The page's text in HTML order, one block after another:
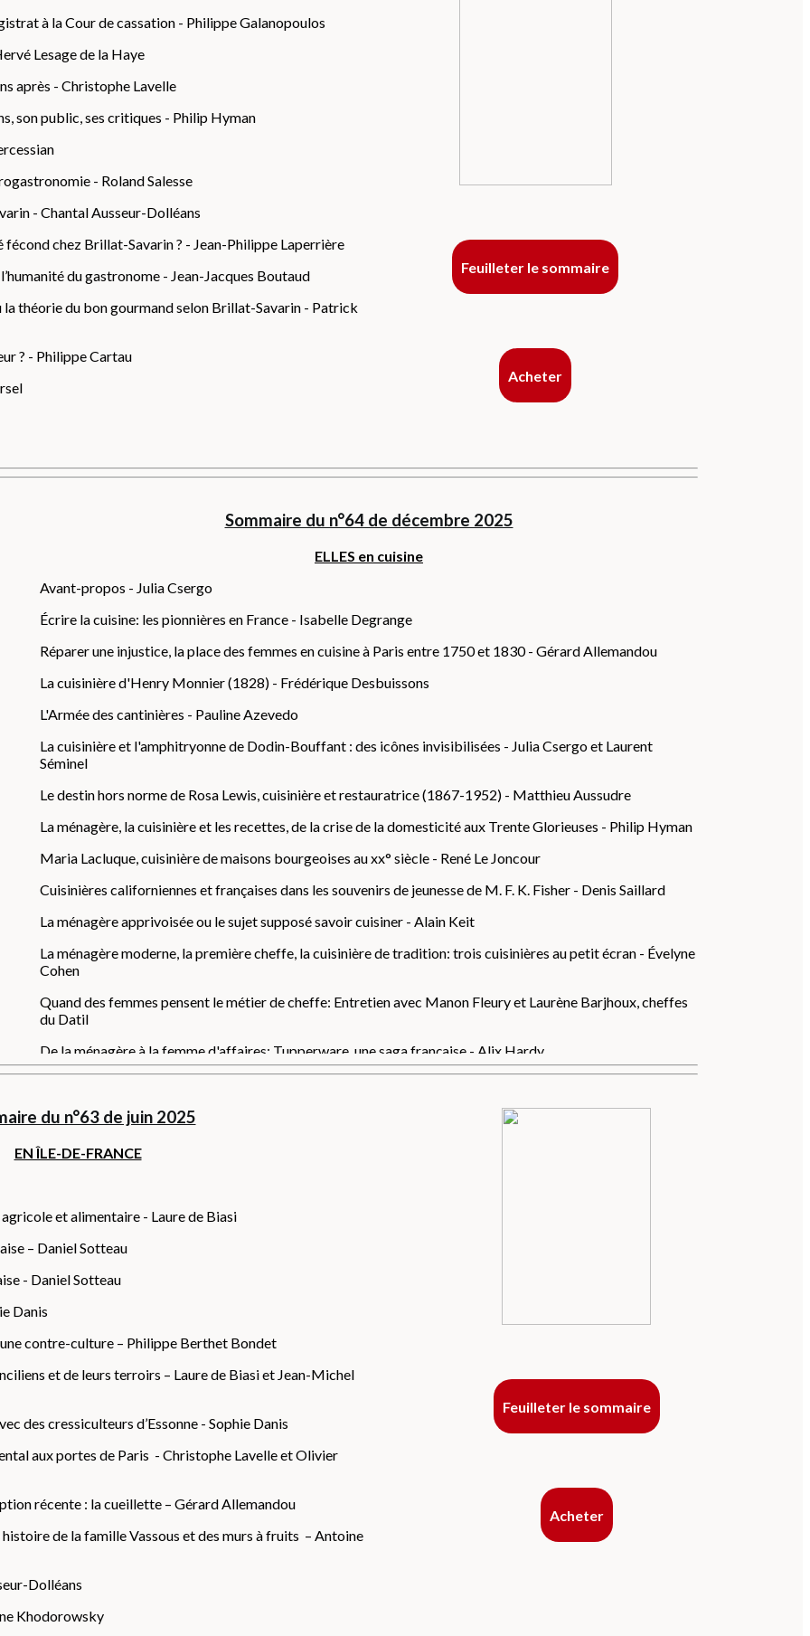
à la Cour de cassation - Philippe Galanopoulos
Lesage de la Haye
après - Christophe Lavelle
son public, ses critiques - Philip Hyman
- Roland Salesse
- Chantal Ausseur-Dolléans
fécond chez Brillat-Savarin ? - Jean-Philippe Laperrière
du gastronome - Jean-Jacques Boutaud
la théorie du bon gourmand selon Brillat-Savarin - Patrick
? - Philippe Cartau
Feuilleter le sommaire
Acheter
Sommaire du n°64 de décembre 2025
ELLES en cuisine
Avant-propos - Julia Csergo
Écrire la cuisine: les pionnières en France - Isabelle Degrange
Réparer une injustice, la place des femmes en cuisine à Paris entre 1750 et 1830 - Gérard Allemandou
La cuisinière d'Henry Monnier (1828) - Frédérique Desbuissons
L'Armée des cantinières - Pauline Azevedo
La cuisinière et l'amphitryonne de Dodin-Bouffant : des icônes invisibilisées - Julia Csergo et Laurent
Séminel
Le destin hors norme de Rosa Lewis, cuisinière et restauratrice (1867-1952) - Matthieu Aussudre
La ménagère, la cuisinière et les recettes, de la crise de la domesticité aux Trente Glorieuses - Philip Hyman
Maria Lacluque, cuisinière de maisons bourgeoises au xx° siècle - René Le Joncour
Cuisinières californiennes et françaises dans les souvenirs de jeunesse de M. F. K. Fisher - Denis Saillard
La ménagère apprivoisée ou le sujet supposé savoir cuisiner - Alain Keit
La ménagère moderne, la première cheffe, la cuisinière de tradition: trois cuisinières au petit écran - Évelyne
Cohen
Quand des femmes pensent le métier de cheffe: Entretien avec Manon Fleury et Laurène Barjhoux, cheffes
du Datil
De la ménagère à la femme d'affaires: Tupperware, une saga française - Alix Hardy
du n°63 de juin 2025
EN ÎLE-DE-FRANCE
et alimentaire - Laure de Biasi
– Daniel Sotteau
- Daniel Sotteau
Danis
contre-culture – Philippe Berthet Bondet
et de leurs terroirs – Laure de Biasi et Jean-Michel
des cressiculteurs d’Essonne - Sophie Danis
aux portes de Paris - Christophe Lavelle et Olivier
récente : la cueillette – Gérard Allemandou
de la famille Vassous et des murs à fruits – Antoine
Dolléans
Khodorowsky
Feuilleter le sommaire
Acheter